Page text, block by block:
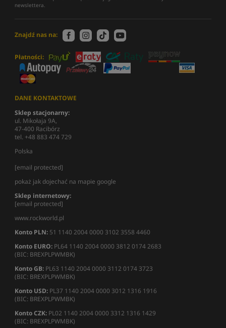
newslettera.
Znajdź nas na:
Płatności:
DANE KONTAKTOWE
Sklep stacjonarny:
ul. Mikołaja 9A,
47-400 Racibórz
tel. +48 883 474 729
Polska
[email protected]
pokaż jak dojechać na mapie google
Sklep internetowy:
[email protected]
www.rockworld.pl
Konto PLN: 51 1140 2004 0000 3102 3558 4460
Konto EURO: PL64 1140 2004 0000 3812 0174 2683
(BIC: BREXPLPWMBK)
Konto GB: PL63 1140 2004 0000 3112 0174 3723
(BIC: BREXPLPWMBK)
Konto USD: PL37 1140 2004 0000 3012 1316 1916
(BIC: BREXPLPWMBK)
Konto CZK: PL02 1140 2004 0000 3312 1316 1429
(BIC: BREXPLPWMBK)